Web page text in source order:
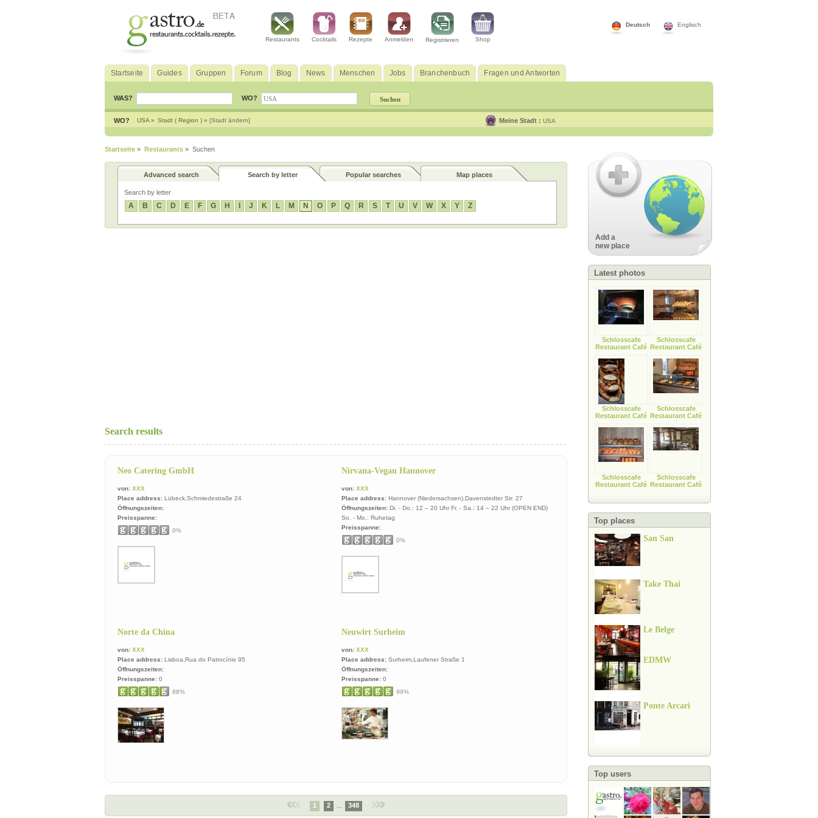
Englisch
Deutsch
Restaurants Cocktails Rezepte Anmelden Registrieren Shop
Startseite Guides Gruppen Forum Blog News Menschen Jobs Branchenbuch Fragen und Antworten
WAS? WO?
WO? USA » Stadt ( Region ) » [Stadt ändern] Meine Stadt : USA
Startseite » Restaurants » Suchen
Advanced search Search by letter Popular searches Map places
Search by letter
A B C D E F G H J K L M N O P Q R S T U V W X Y Z
Add a
new place
Latest photos
Schlosscafe
Restaurant Café
Schlosscafe
Restaurant Café
Schlosscafe
Restaurant Café
Schlosscafe
Restaurant Café
Schlosscafe
Restaurant Café
Schlosscafe
Restaurant Café
Top places
San San
Take Thai
Le Belge
EDMW
Ponte Arcari
Top users
Search results
Neo Catering GmbH
von: XXX
Place address: Lübeck,Schmiedestraße 24
Öffnungszeiten:
Preisspanne:
0%
Nirvana-Vegan Hannover
von: XXX
Place address: Hannover (Niedersachsen),Davenstedter Str. 27
Öffnungszeiten: Di. - Do.: 12 – 20 Uhr Fr. - Sa.: 14 – 22 Uhr (OPEN END)
So. - Mo.: Ruhetag
Preisspanne:
0%
Norte da China
von: XXX
Place address: Lisboa,Rua do Patrocínio 95
Öffnungszeiten:
Preisspanne: 0
88%
Neuwirt Surheim
von: XXX
Place address: Surheim,Laufener Straße 1
Öffnungszeiten:
Preisspanne: 0
99%
1 2 348